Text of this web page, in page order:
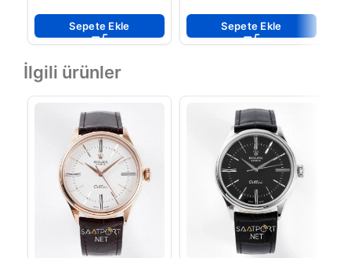
Sepete Ekle Sepete Ekle
İlgili ürünler